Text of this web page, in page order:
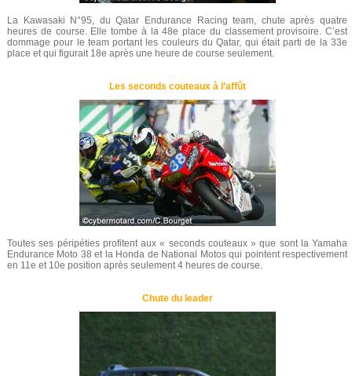
La Kawasaki N°95, du Qatar Endurance Racing team, chute après quatre
heures de course. Elle tombe à la 48e place du classement provisoire. C’est
dommage pour le team portant les couleurs du Qatar, qui était parti de la 33e
place et qui figurait 18e après une heure de course seulement.
Les seconds couteaux à l’affût
Toutes ses péripéties profitent aux « seconds couteaux » que sont la Yamaha
Endurance Moto 38 et la Honda de National Motos qui pointent respectivement
en 11e et 10e position après seulement 4 heures de course.
Chute du leader